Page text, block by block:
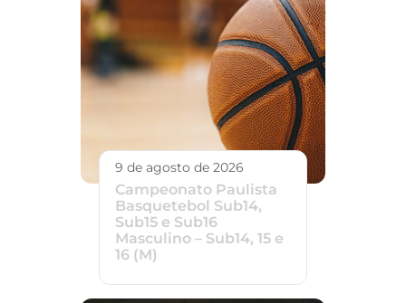
9 de agosto de 2026
Campeonato Paulista
Basquetebol Sub14,
Sub15 e Sub16
Masculino – Sub14, 15 e
16 (M)